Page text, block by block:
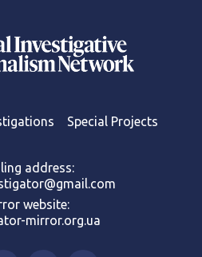
Special Projects
address:
website:
mirror.org.ua